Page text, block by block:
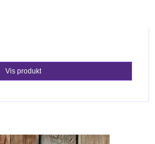
Vis produkt